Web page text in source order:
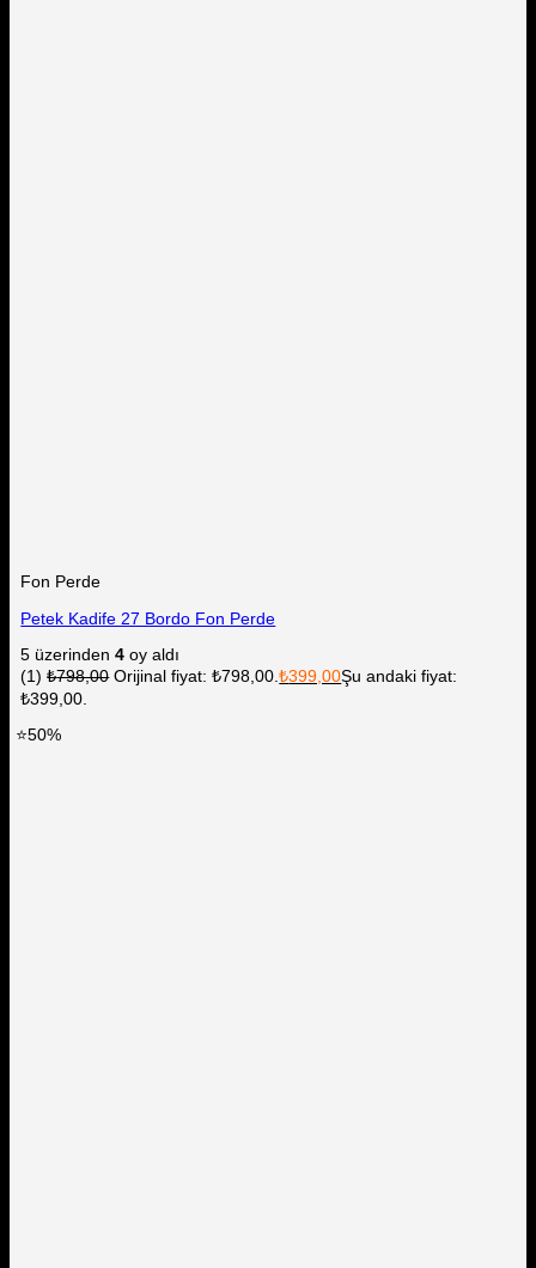
Fon Perde
Petek Kadife 27 Bordo Fon Perde
5 üzerinden4 oy aldı
(1) ₺798,00 Orijinal fiyat: ₺798,00.₺399,00Şu andaki fiyat:
₺399,00.
⭐50%